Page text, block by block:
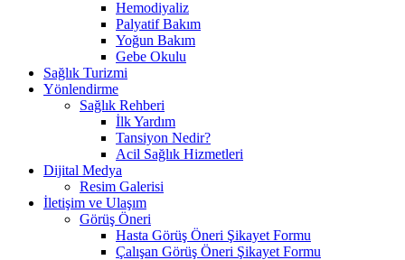
Hemodiyaliz
Palyatif Bakım
Yoğun Bakım
Gebe Okulu
Sağlık Turizmi
Yönlendirme
Sağlık Rehberi
İlk Yardım
Tansiyon Nedir?
Acil Sağlık Hizmetleri
Dijital Medya
Resim Galerisi
İletişim ve Ulaşım
Görüş Öneri
Hasta Görüş Öneri Şikayet Formu
Çalışan Görüş Öneri Şikayet Formu